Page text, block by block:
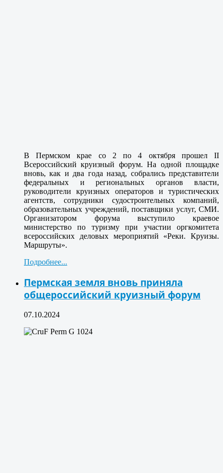
В Пермском крае со 2 по 4 октября прошел II
Всероссийский круизный форум. На одной площадке
вновь, как и два года назад, собрались представители
федеральных и региональных органов власти,
руководители круизных операторов и туристических
агентств, сотрудники судостроительных компаний,
образовательных учреждений, поставщики услуг, СМИ.
Организатором форума выступило краевое
министерство по туризму при участии оргкомитета
всероссийских деловых мероприятий «Реки. Круизы.
Маршруты».
Подробнее...
Пермская земля вновь приняла
общероссийский круизный форум
07.10.2024